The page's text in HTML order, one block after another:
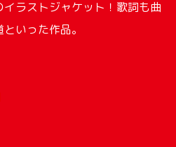
ラストジャケット！歌詞も曲
いった作品。